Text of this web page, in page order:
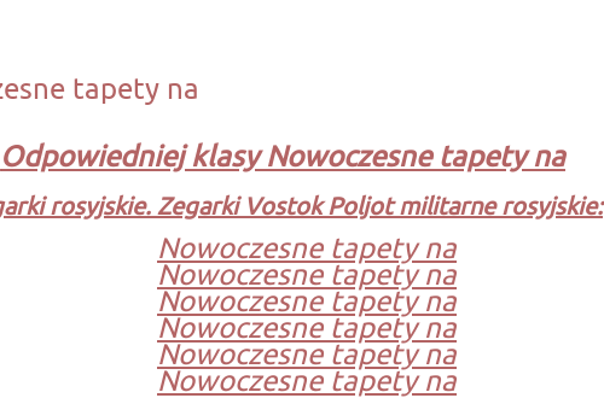
tapety na
Odpowiedniej klasy Nowoczesne tapety na
rosyjskie. Zegarki Vostok Poljot militarne rosyjskie:
Nowoczesne tapety na
Nowoczesne tapety na
Nowoczesne tapety na
Nowoczesne tapety na
Nowoczesne tapety na
Nowoczesne tapety na